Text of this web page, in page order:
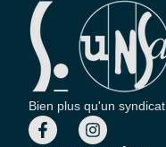
Bien plus qu'un syndicat